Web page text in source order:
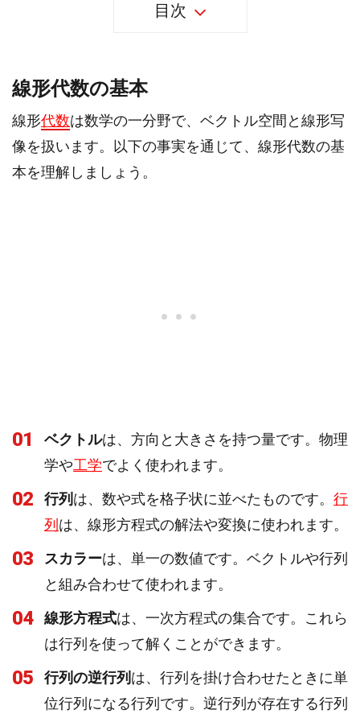
目次
線形代数の基本
線形代数は数学の一分野で、ベクトル空間と線形写
像を扱います。以下の事実を通じて、線形代数の基
本を理解しましょう。
01 ベクトルは、方向と大きさを持つ量です。物理
学や工学でよく使われます。
02 行列 は、数や式を格子状に並べたものです。 行
列 は、線形方程式の解法や変換に使われます。
03 スカラーは、単一の数値です。ベクトルや行列
と組み合わせて使われます。
04 線形方程式は、一次方程式の集合です。これら
は行列を使って解くことができます。
05 行列の逆行列 は、行列を掛け合わせたときに単
位行列になる行列です。逆行列が存在する行列